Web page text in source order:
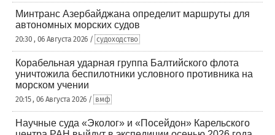
Минтранс Азербайджана определит маршруты для
автономных морских судов
20:30 , 06 Августа 2026 / судоходство
Корабельная ударная группа Балтийского флота
уничтожила беспилотники условного противника на
морском учении
20:15 , 06 Августа 2026 / вмф
Научные суда «Эколог» и «Посейдон» Карельского